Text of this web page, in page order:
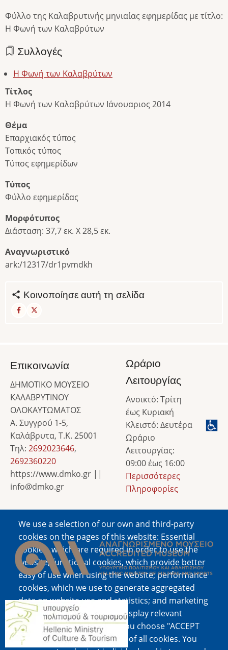
Φύλλο της Καλαβρυτινής μηνιαίας εφημερίδας με τίτλο:
Η Φωνή των Καλαβρύτων
Συλλογές
Η Φωνή των Καλαβρύτων
Τίτλος
Η Φωνή των Καλαβρύτων Ιάνουαριος 2014
Θέμα
Επαρχιακός τύπος
Τοπικός τύπος
Τύπος εφημερίδων
Τύπος
Φύλλο εφημερίδας
Μορφότυπος
Διάσταση: 37,7 εκ. Χ 28,5 εκ.
Αναγνωριστικό
ark:/12317/dr1pvmdkh
Κοινοποίησε αυτή τη σελίδα
We use a selection of our own and third-party
cookies on the pages of this website: Essential
cookies, which are required in order to use the
website; functional cookies, which provide better
easy of use when using the website; performance
cookies, which we use to generate aggregated
data on website use and statistics; and marketing
cookies, which are used to display relevant
content and advertising. If you choose "ACCEPT
ALL", you consent to the use of all cookies. You
Επικοινωνία
ΔΗΜΟΤΙΚΟ ΜΟΥΣΕΙΟ
ΚΑΛΑΒΡΥΤΙΝΟΥ
ΟΛΟΚΑΥΤΩΜΑΤΟΣ
Α. Συγγρού 1-5,
Καλάβρυτα, Τ.Κ. 25001
Τηλ: 2692023646,
2692360220
https://www.dmko.gr ||
info@dmko.gr
Ωράριο
Λειτουργίας
Ανοικτό: Τρίτη
έως Κυριακή
Κλειστό: Δευτέρα
Ωράριο
Λειτουργίας:
09:00 έως 16:00
Περισσότερες
Πληροφορίες
Image
Image